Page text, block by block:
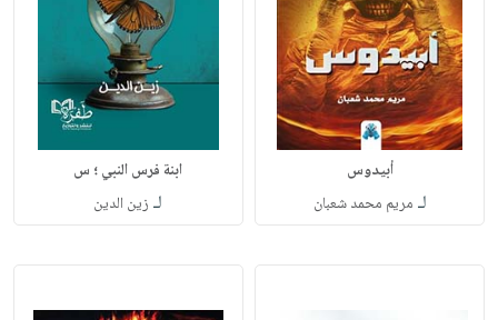
أبيدوس
لـ مريم محمد شعبان
ابنة فرس النبي ؛ س
لـ زين الدين